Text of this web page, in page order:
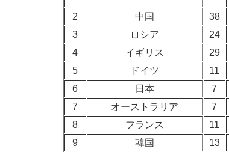
2 中国 38
3
ロシア 24
4
イギリス 29
5
ドイツ 11
6
日本 7
7
オーストラリア 7
8
フランス 11
9
韓国 13